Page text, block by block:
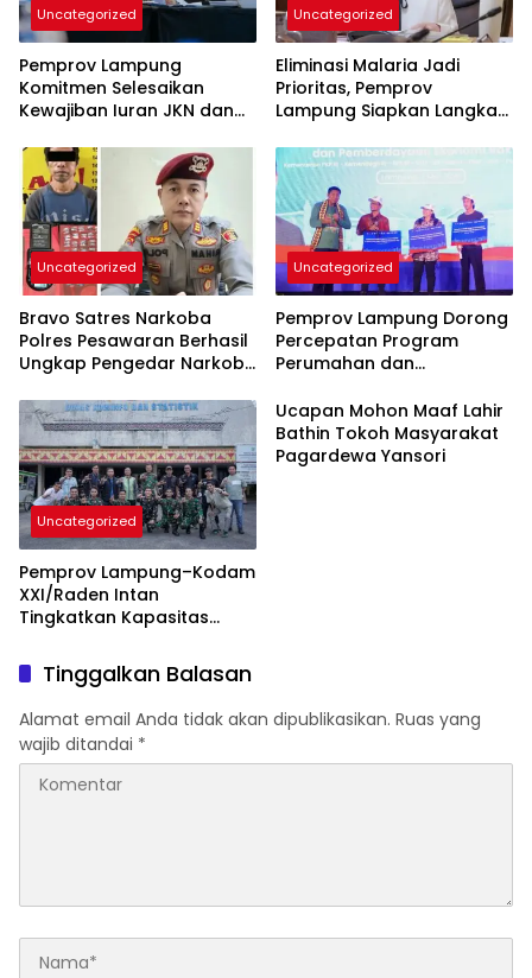
Uncategorized
Pemprov Lampung
Komitmen Selesaikan
Kewajiban Iuran JKN dan
Kepesertaan BPJS
Kesehatan
Uncategorized
Eliminasi Malaria Jadi
Prioritas, Pemprov
Lampung Siapkan Langkah
Uncategorized
Bravo Satres Narkoba
Polres Pesawaran Berhasil
Ungkap Pengedar Narkoba
Uncategorized
Pemprov Lampung Dorong
Percepatan Program
Perumahan dan
Rakyat
Uncategorized
Pemprov Lampung–Kodam
XXI/Raden Intan
Tingkatkan Kapasitas
Komunikasi Publik
Ucapan Mohon Maaf Lahir
Bathin Tokoh Masyarakat
Pagardewa Yansori
Tinggalkan Balasan
Alamat email Anda tidak akan dipublikasikan. Ruas yang
wajib ditandai *